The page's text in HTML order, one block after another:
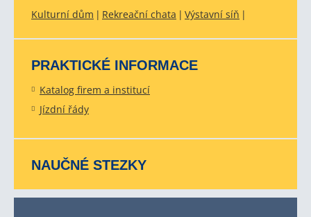
Kulturní dům Rekreační chata Výstavní síň
PRAKTICKÉ INFORMACE
Katalog firem a institucí
Jízdní řády
NAUČNÉ STEZKY